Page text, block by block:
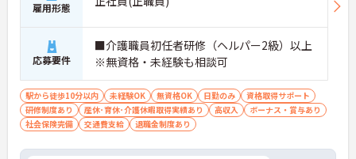
雇用形態
応募要件
■介護職員初任者研修（ヘルパー2級）以上
※無資格・未経験も相談可
駅から徒歩10分以内 未経験OK 無資格OK 日勤のみ
資格取得サポート
研修制度あり
産休･育休･介護休暇取得実績あり 高収入
ボーナス・賞与あり
社会保険完備
交通費支給 退職金制度あり